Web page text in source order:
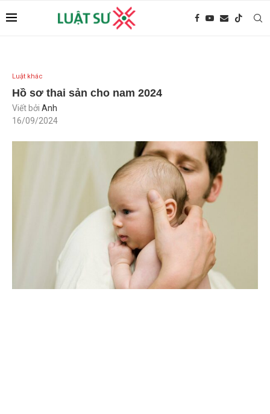
Luật khác
Hồ sơ thai sản cho nam 2024
Viết bởi Anh
16/09/2024